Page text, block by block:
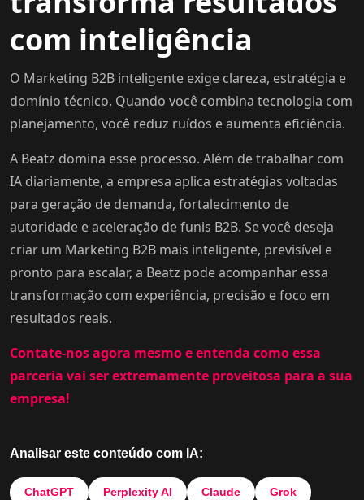
com inteligência
O Marketing B2B inteligente exige clareza, estratégia e
domínio técnico. Quando você combina tecnologia com
planejamento, você reduz ruídos e aumenta eficiência.
A Beatz domina esse processo. Além de trabalhar com
IA diariamente, a empresa aplica estratégias voltadas
para geração de demanda, fortalecimento de
autoridade e aceleração de funis B2B. Se você deseja
criar um Marketing B2B mais inteligente, previsível e
pronto para escalar, a Beatz pode acompanhar essa
transformação com experiência, precisão e foco em
resultados reais.
Contate-nos agora mesmo e entenda como essa
parceria vai ser extremamente proveitosa para a sua
empresa!
Analisar este conteúdo com IA:
ChatGPT Perplexity AI Claude Grok